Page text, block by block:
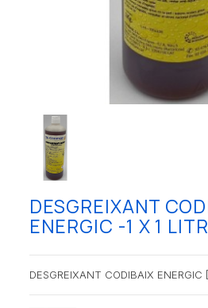
DESGREIXANT
ENERGIC -1 X 1
DESGREIXANT CODIBAIX ENERGIC